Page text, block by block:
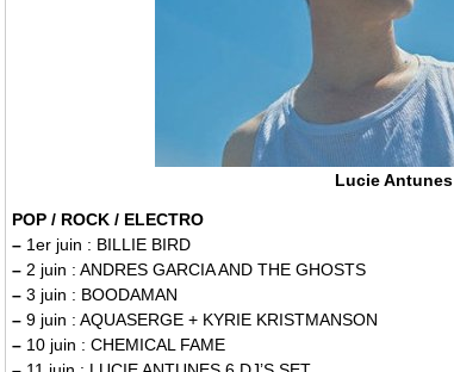
Lucie Antunes
POP / ROCK / ELECTRO
– 1er juin : BILLIE BIRD
– 2 juin : ANDRES GARCIA AND THE GHOSTS
– 3 juin : BOODAMAN
– 9 juin : AQUASERGE + KYRIE KRISTMANSON
– 10 juin : CHEMICAL FAME